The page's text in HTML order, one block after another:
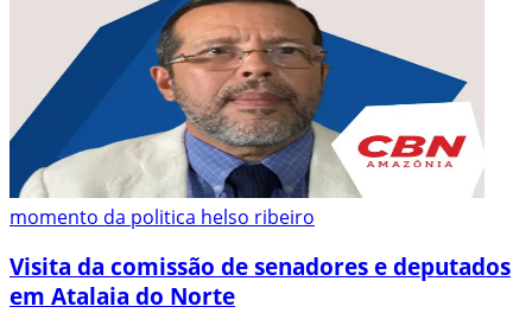
momento da politica helso ribeiro
Visita da comissão de senadores e deputados
em Atalaia do Norte